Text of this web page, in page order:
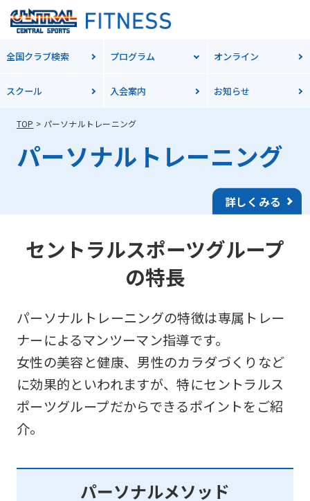
全国クラブ検索 プログラム オンライン
スクール 入会案内 お知らせ
TOP パーソナルトレーニング
パーソナルトレーニング
詳しくみる
セントラルスポーツグループ
の特長
パーソナルトレーニングの特徴は専属トレー
ナーによるマンツーマン指導です。
女性の美容と健康、男性のカラダづくりなど
に効果的といわれますが、特にセントラルス
ポーツグループだからできるポイントをご紹
介。
パーソナルメソッド